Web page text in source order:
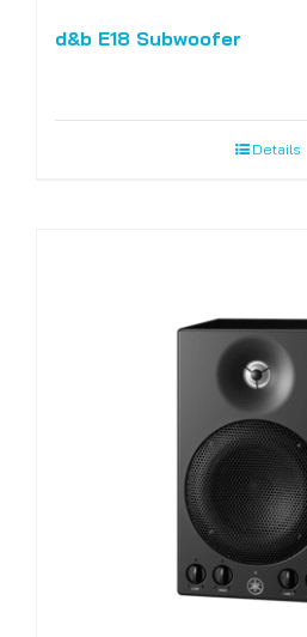
d&b E18 Subwoofer
Details